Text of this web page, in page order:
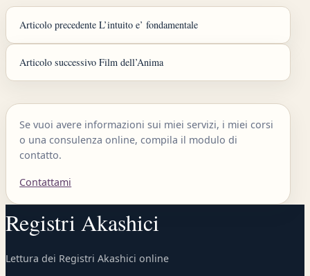
Articolo precedente L’intuito e’ fondamentale
Articolo successivo Film dell’Anima
Se vuoi avere informazioni sui miei servizi, i miei corsi
o una consulenza online, compila il modulo di
contatto.
Contattami
Registri Akashici
Lettura dei Registri Akashici online